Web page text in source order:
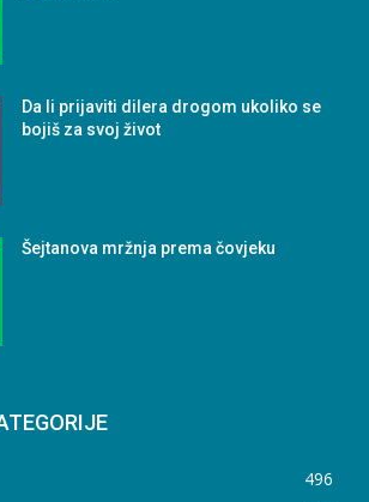
Da li prijaviti dilera drogom ukoliko se
bojiš za svoj život
Šejtanova mržnja prema čovjeku
496